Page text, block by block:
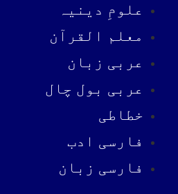
علومِ دینیہ
معلم القرآن
عربی زبان
عربی بول چال
خطاطی
فارسی ادب
فارسی زبان